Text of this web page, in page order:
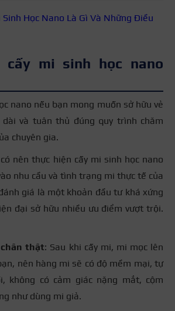
Sinh Học Nano Là Gì Và Những Điều
cấy mi sinh học nano
nano nếu bạn mong muốn sở hữu vẻ
và tuân thủ đúng quy trình chăm
chuyên gia.
nên thực hiện cấy mi sinh học nano
nhu cầu và tình trạng mi thực tế của
giá là một khoản đầu tư khá xứng
đại sở hữu nhiều ưu điểm vượt trội.
thật: Sau khi cấy mi, mi mọc lên
nên hàng mi sẽ có độ mềm mại, tự
không có cảm giác nặng mắt, cộm
như dùng mi giả.